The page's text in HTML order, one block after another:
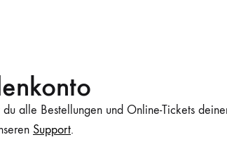
du alle Bestellungen und Online-Tickets
Support.